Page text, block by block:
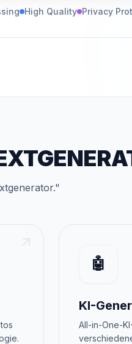
High Quality Privacy
."
🤖
KI-
All-in-One-